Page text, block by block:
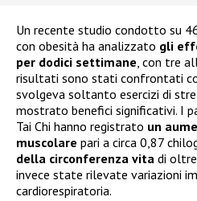
Un recente studio condotto su
con obesità ha analizzato gli
per dodici settimane, con tre
risultati sono stati confrontati
svolgeva soltanto esercizi di
mostrato benefici significativi. I
Tai Chi hanno registrato un
muscolare pari a circa 0,87
della circonferenza vita di
invece state rilevate variazioni
cardiorespiratoria.